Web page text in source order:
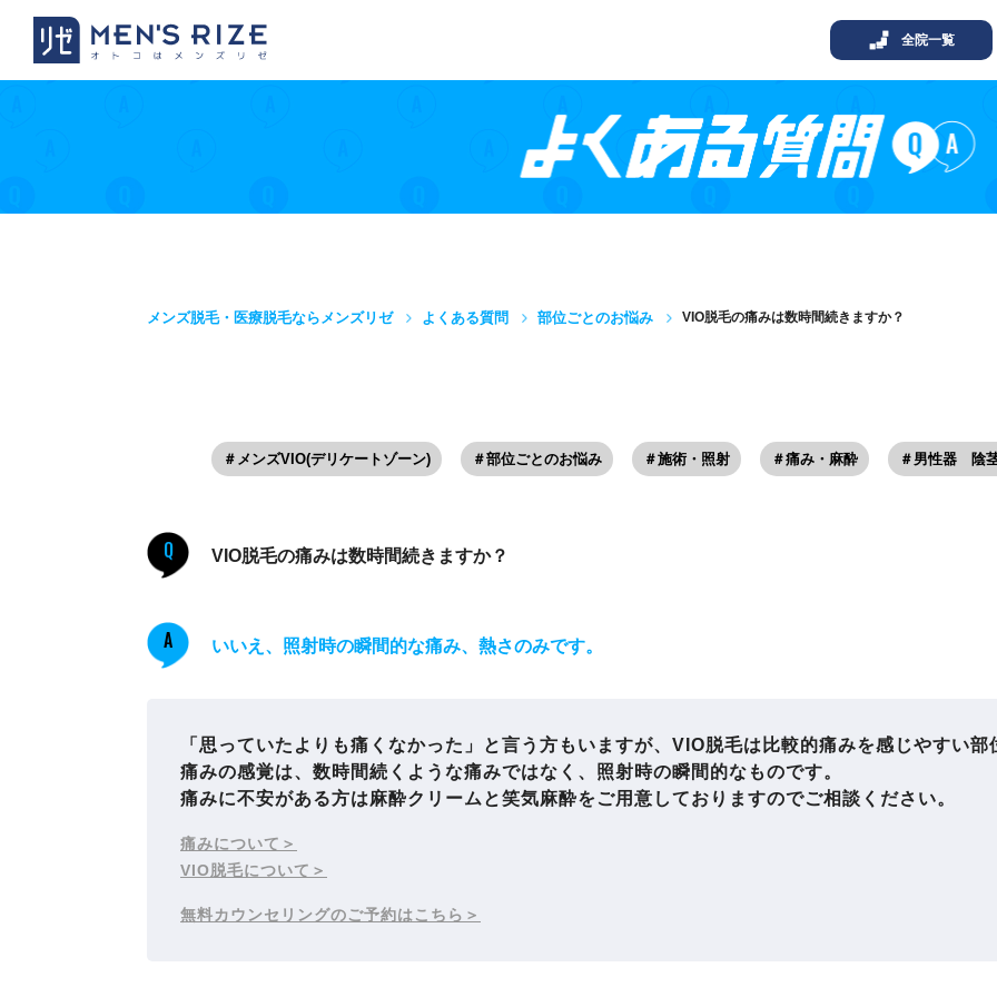
全院一覧
メンズ脱毛・医療脱毛ならメンズリゼ よくある質問 部位ごとのお悩み VIO脱毛の痛みは数時間続きますか？
＃メンズVIO(デリケートゾーン) ＃部位ごとのお悩み ＃施術・照射 ＃痛み・麻酔 ＃男性器 陰
Q VIO脱毛の痛みは数時間続きますか？
A いいえ、照射時の瞬間的な痛み、熱さのみです。
「思っていたよりも痛くなかった」と言う方もいますが、VIO脱毛は比較的痛みを感じやすい部
痛みの感覚は、数時間続くような痛みではなく、照射時の瞬間的なものです。
痛みに不安がある方は麻酔クリームと笑気麻酔をご用意しておりますのでご相談ください。
痛みについて
VIO脱毛について
無料カウンセリングのご予約はこちら